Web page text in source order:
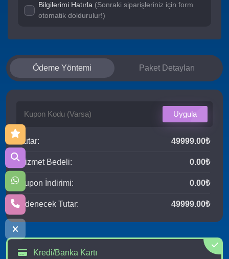
Bilgilerimi Hatırla (Sonraki siparişleriniz için form
otomatik doldurulur!)
Ödeme Yöntemi Paket Detayları
Uygula
Tutar: 49999.00₺
Hizmet Bedeli: 0.00₺
Kupon İndirimi: 0.00₺
Ödenecek Tutar: 49999.00₺
Kredi/Banka Kartı